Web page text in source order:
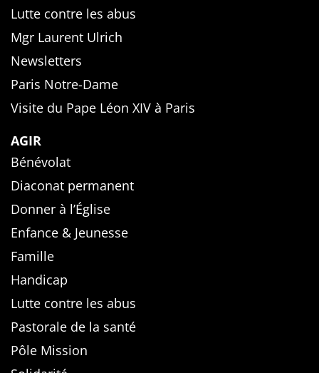
Lutte contre les abus
Mgr Laurent Ulrich
Newsletters
Paris Notre-Dame
Visite du Pape Léon XIV à Paris
AGIR
Bénévolat
Diaconat permanent
Donner à l’Église
Enfance & Jeunesse
Famille
Handicap
Lutte contre les abus
Pastorale de la santé
Pôle Mission